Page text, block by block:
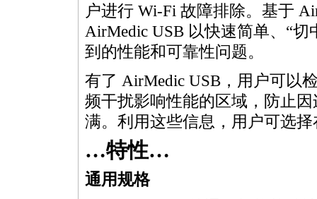
户进行 Wi-Fi 故障排除。基于
AirMedic USB 以快速简单、“
到的性能和可靠性问题。
有了 AirMedic USB，用户可以
频干扰影响性能的区域，防止
满。利用这些信息，用户可选
…特性…
通用规格